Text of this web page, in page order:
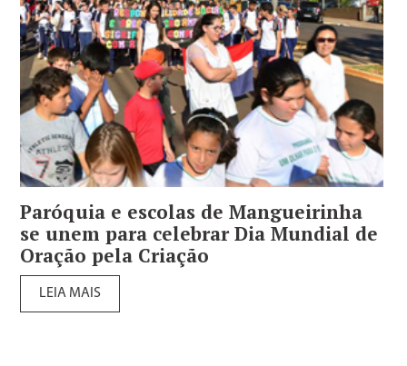
Paróquia e escolas de Mangueirinha
se unem para celebrar Dia Mundial de
Oração pela Criação
LEIA MAIS